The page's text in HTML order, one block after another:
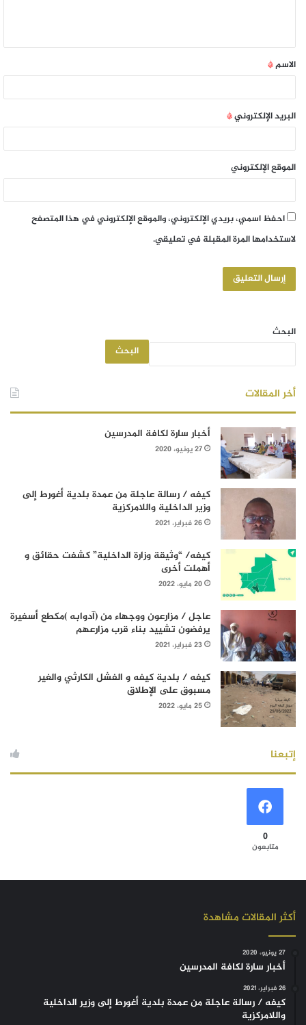
الاسم*
البريد الإلكتروني*
الموقع الإلكتروني
احفظ اسمي، بريدي الإلكتروني، والموقع الإلكتروني في هذا المتصفح
لاستخدامها المرة المقبلة في تعليقي.
البحث
البحث
أخر المقالات
أخبار سارة لكافة المدرسين
27 يونيو، 2020
كيفه / رسالة عاجلة من عمدة بلدية أغورط إلى
وزير الداخلية واللامركزية
26 فبراير، 2021
كيفه/ “وثيقة وزارة الداخلية” كشفت حقائق و
أهملت أخرى
20 مايو، 2022
عاجل / مزارعون ووجهاء من (آدوابه )مكطع أسفيرة
يرفضون تشييد بناء قرب مزارعهم
23 فبراير، 2021
كيفه / بلدية كيفه و الفشل الكارثي والغير
مسبوق على الإطلاق
25 مايو، 2022
إتبعنا
0
متابعون
أكثر المقالات مشاهدة
27 يونيو، 2020
أخبار سارة لكافة المدرسين
26 فبراير، 2021
كيفه / رسالة عاجلة من عمدة بلدية أغورط إلى وزير الداخلية
واللامركزية